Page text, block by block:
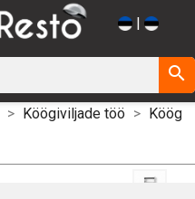
|
search
Köögiviljade töö